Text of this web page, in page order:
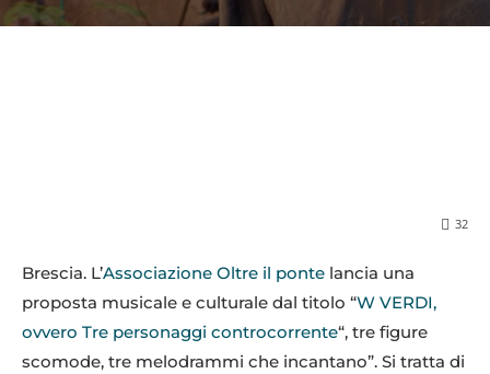
32
Brescia. L’Associazione Oltre il ponte lancia una
proposta musicale e culturale dal titolo “W VERDI,
ovvero Tre personaggi controcorrente“, tre figure
scomode, tre melodrammi che incantano”. Si tratta di